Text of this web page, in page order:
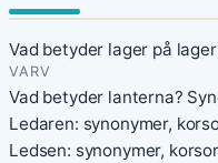
Vad betyder lager på
VARV
Vad betyder lanterna?
Ledaren: synonymer,
Ledsen: synonymer,